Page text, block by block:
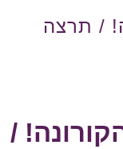
/ תרצה
/